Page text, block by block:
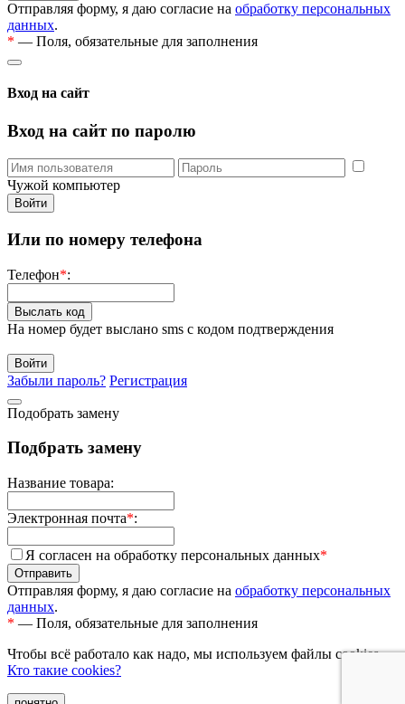
Отправляя форму, я даю согласие на обработку персональных
данных.
* — Поля, обязательные для заполнения
Вход на сайт
Вход на сайт по паролю
Чужой компьютер
Или по номеру телефона
Телефон*:
Выслать код
На номер будет выслано sms с кодом подтверждения
Забыли пароль? Регистрация
Подобрать замену
Подбрать замену
Название товара:
Электронная почта*:
Я согласен на обработку персональных данных*
Отправляя форму, я даю согласие на обработку персональных
данных.
* — Поля, обязательные для заполнения
Чтобы всё работало как надо, мы используем файлы cookies.
Кто такие cookies?